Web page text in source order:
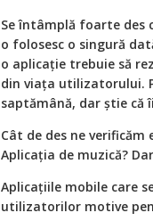
Se întâmplă foarte des
o folosesc o singură
o aplicație trebuie să
din viața utilizatorului.
saptămână, dar știe că
Cât de des ne verificăm
Aplicația de muzică?
Aplicațiile mobile care
utilizatorilor motive